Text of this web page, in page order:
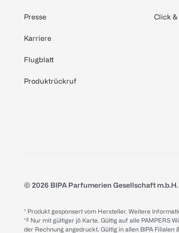
Presse
Karriere
Flugblatt
Produktrückruf
Click &
© 2026 BIPA Parfumerien Gesellschaft m.b.H.
* Produkt gesponsert vom Hersteller. Weitere
*³ Nur mit gültiger jö Karte. Gültig auf alle PAMPERS
der Rechnung angedruckt. Gültig in allen BIPA